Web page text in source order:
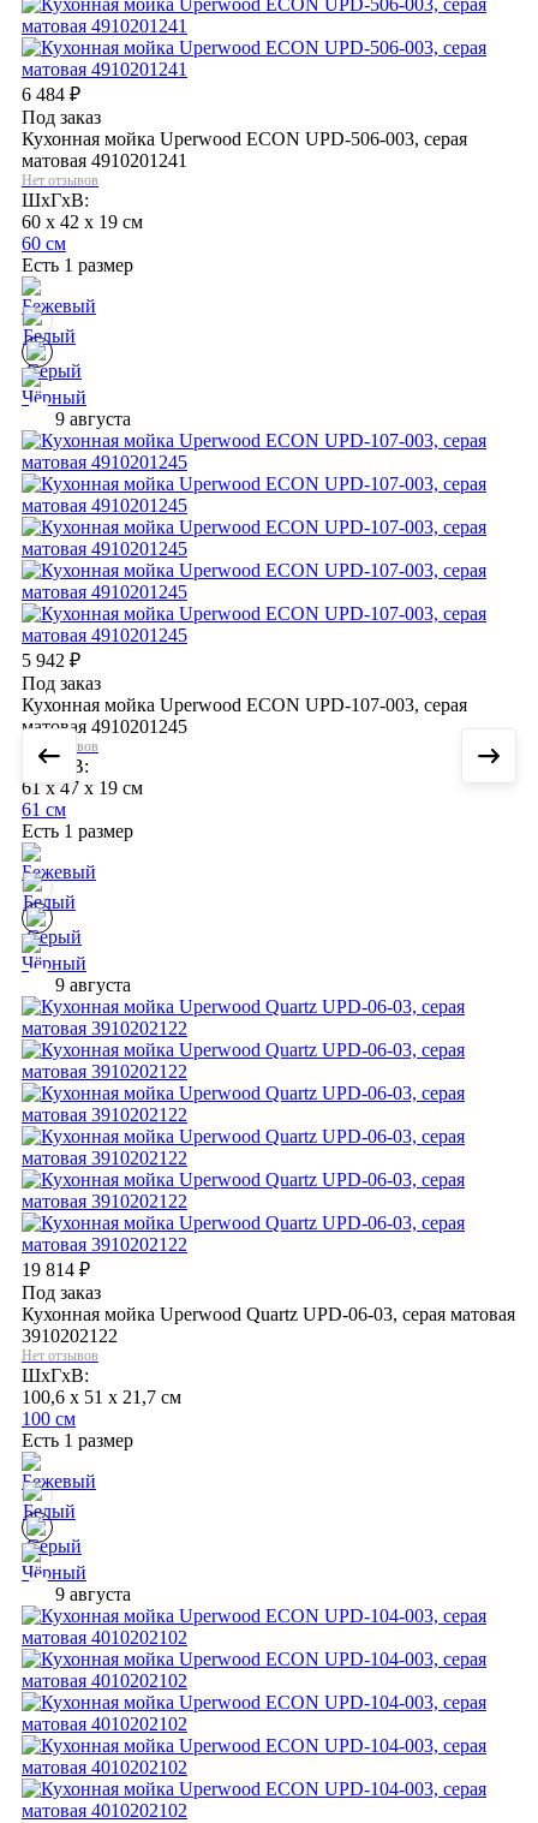
6 484 ₽
Под заказ
Кухонная мойка Uperwood ECON UPD-506-003, серая
матовая 4910201241
Нет отзывов
ШхГхВ:
60 x 42 x 19 см
60 см
Есть 1 размер
9 августа
5 942 ₽
Под заказ
Кухонная мойка Uperwood ECON UPD-107-003, серая
матовая 4910201245
Нет отзывов
ШхГхВ:
61 x 47 x 19 см
61 см
Есть 1 размер
9 августа
19 814 ₽
Под заказ
Кухонная мойка Uperwood Quartz UPD-06-03, серая матовая
3910202122
Нет отзывов
ШхГхВ:
100,6 x 51 x 21,7 см
100 см
Есть 1 размер
9 августа